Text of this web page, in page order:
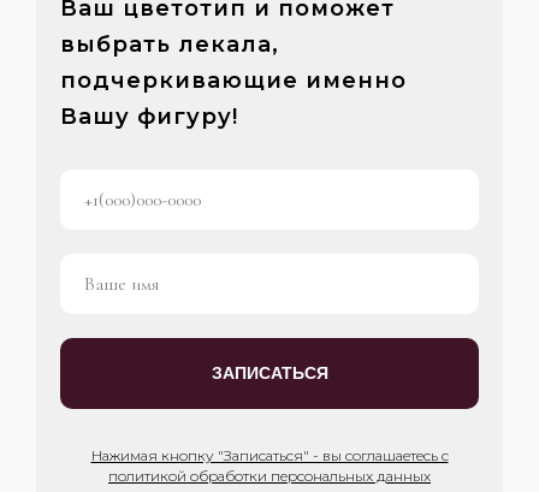
Ваш цветотип и поможет
выбрать лекала,
подчеркивающие именно
Вашу фигуру!
ЗАПИСАТЬСЯ
Нажимая кнопку "Записаться" - вы соглашаетесь с
политикой обработки персональных данных